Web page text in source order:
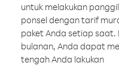
untuk melakukan
ponsel dengan tarif
paket Anda setiap
bulanan, Anda dapat
tengah Anda lakukan